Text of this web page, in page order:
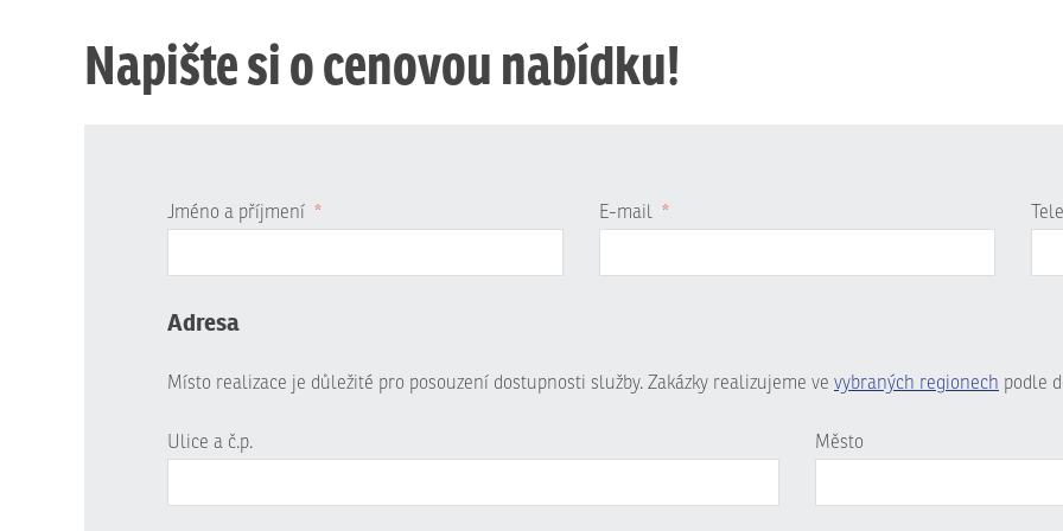
Napište si o cenovou nabídku!
Jméno a příjmení * E-mail *
Adresa
Místo realizace je důležité pro posouzení dostupnosti služby. Zakázky realizujeme ve vybraných regionech podle
Ulice a č.p. Město